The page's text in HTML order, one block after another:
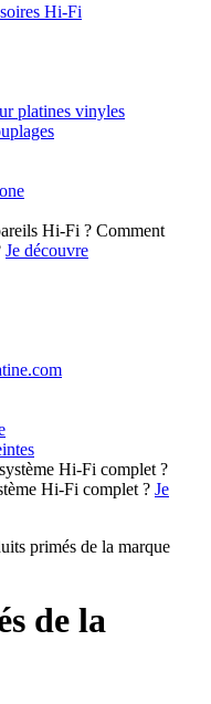
Hi-Fi
platines vinyles
Comment
Je découvre
Hi-Fi complet ? Je
primés de la marque
de la